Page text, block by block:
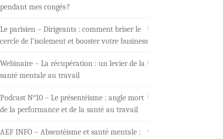
pendant mes congés ?
Le parisien – Dirigeants : comment briser le
cercle de l’isolement et booster votre business
Webinaire – La récupération : un levier de la
santé mentale au travail
Podcast N°10 – Le présentéisme : angle mort
de la performance et de la santé au travail
AEF INFO – Absentéisme et santé mentale :